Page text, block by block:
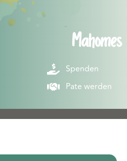
Mahomes
Spenden
Pate werden